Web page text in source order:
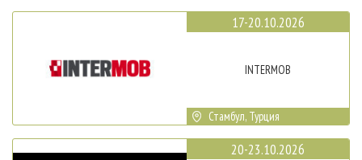
17-20.10.2026
INTERMOB
Стамбул, Турция
20-23.10.2026